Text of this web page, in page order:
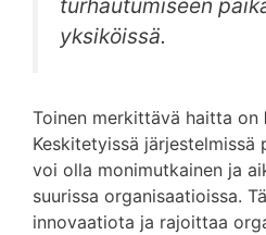
turhautumiseen
yksiköissä.
Toinen merkittävä haitta on
Keskitetyissä järjestelmissä
voi olla monimutkainen ja
suurissa organisaatioissa.
innovaatiota ja rajoittaa